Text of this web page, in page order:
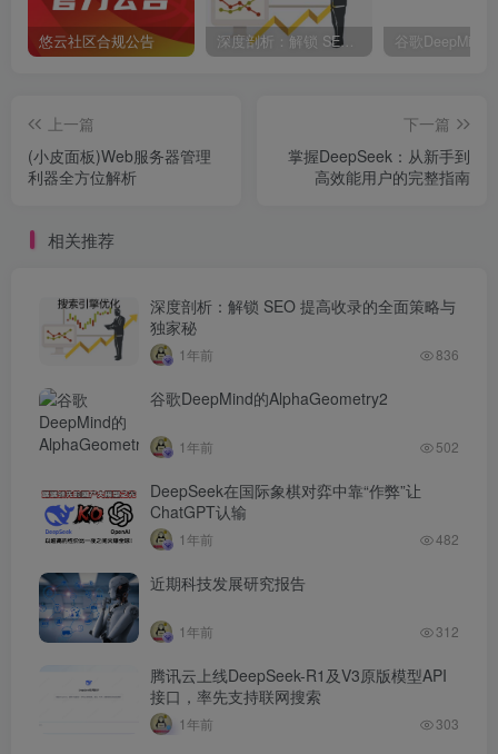
悠云社区合规公告 深度剖析：解锁 SEO 提高收录的全面策略与独家秘
上一篇
(小皮面板)Web服务器管理
利器全方位解析
下一篇
掌握DeepSeek：从新手到
高效能用户的完整指南
相关推荐
深度剖析：解锁 SEO 提高收录的全面策略与
独家秘
1年前 836
谷歌DeepMind的AlphaGeometry2
1年前 502
DeepSeek在国际象棋对弈中靠“作弊”让
ChatGPT认输
1年前 482
近期科技发展研究报告
1年前 312
腾讯云上线DeepSeek-R1及V3原版模型API
接口，率先支持联网搜索
1年前 303